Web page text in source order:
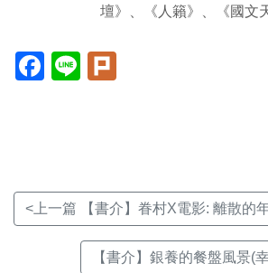
壇》、《人籟》、《國文
Facebook(另
開
Line(另
開
<上一篇 【書介】眷村X電影: 離散的
【書介】銀養的餐盤風景(